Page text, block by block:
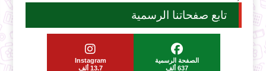
تابع صفحاتنا الرسمية
الصفحة الرسمية
637 ألف
Instagram
13.7 ألف